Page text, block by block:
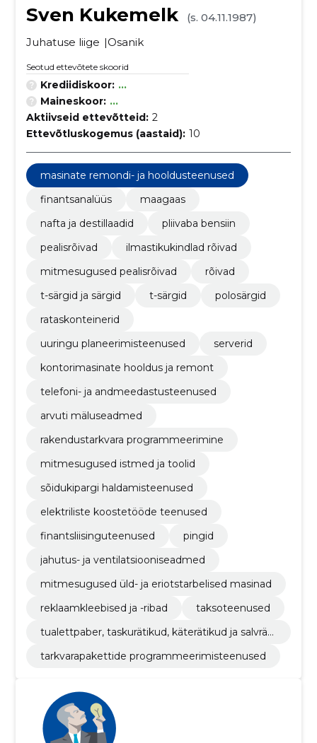
Sven Kukemelk
(s. 04.11.1987)
Juhatuse liige
Osanik
Seotud ettevõtete skoorid
Krediidiskoor: ...
Maineskoor: ...
Aktiivseid ettevõtteid: 2
Ettevõtluskogemus (aastaid): 10
masinate remondi- ja hooldusteenused
finantsanalüüs
maagaas
nafta ja destillaadid
pliivaba bensiin
pealisrõivad
ilmastikukindlad rõivad
mitmesugused pealisrõivad
rõivad
t-särgid ja särgid
t-särgid
polosärgid
rataskonteinerid
uuringu planeerimisteenused
serverid
kontorimasinate hooldus ja remont
telefoni- ja andmeedastusteenused
arvuti mäluseadmed
rakendustarkvara programmeerimine
mitmesugused istmed ja toolid
sõidukipargi haldamisteenused
elektriliste koostetööde teenused
finantsliisinguteenused
pingid
jahutus- ja ventilatsiooniseadmed
mitmesugused üld- ja eriotstarbelised masinad
reklaamkleebised ja -ribad
taksoteenused
tualettpaber, taskurätikud, käterätikud ja salvräti
tarkvarapakettide programmeerimisteenused